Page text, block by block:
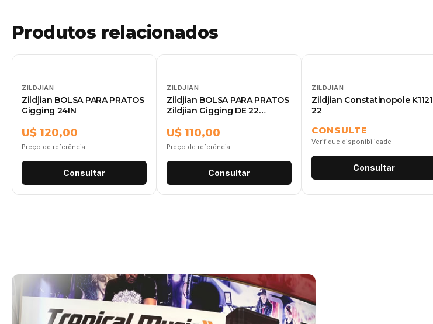
Produtos relacionados
ZILDJIAN
Zildjian BOLSA PARA PRATOS
Gigging 24IN
U$ 120,00
Preço de referência
Consultar
ZILDJIAN
Zildjian BOLSA PARA PRATOS
Zildjian Gigging DE 22
Zxcb00422
U$ 110,00
Preço de referência
Consultar
ZILDJIAN
Zildjian Constatinopole K1121
22
CONSULTE
Verifique disponibilidade
Consultar